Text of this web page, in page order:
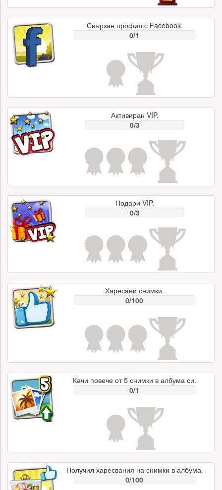
Свързан профил с Facebook.
0/1
Активиран VIP.
0/3
Подари VIP.
0/3
Харесани снимки.
0/100
Качи повече от 5 снимки в албума си.
0/1
Получил харесвания на снимки в албума.
0/100